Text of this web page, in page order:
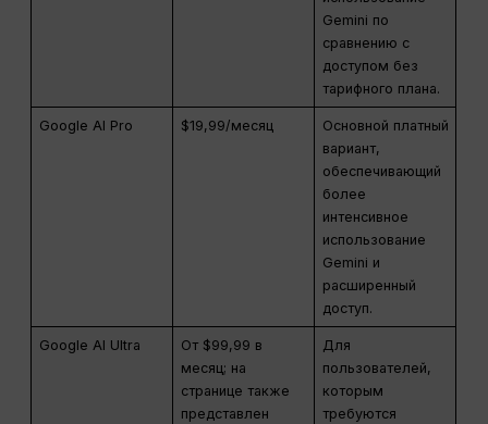
Gemini по
сравнению с
доступом без
тарифного плана.
Google AI Pro $19,99/месяц
Основной платный
вариант,
обеспечивающий
более
интенсивное
использование
Gemini и
расширенный
доступ.
Google AI Ultra
От $99,99 в
месяц; на
странице также
представлен
Для
пользователей,
которым
требуются